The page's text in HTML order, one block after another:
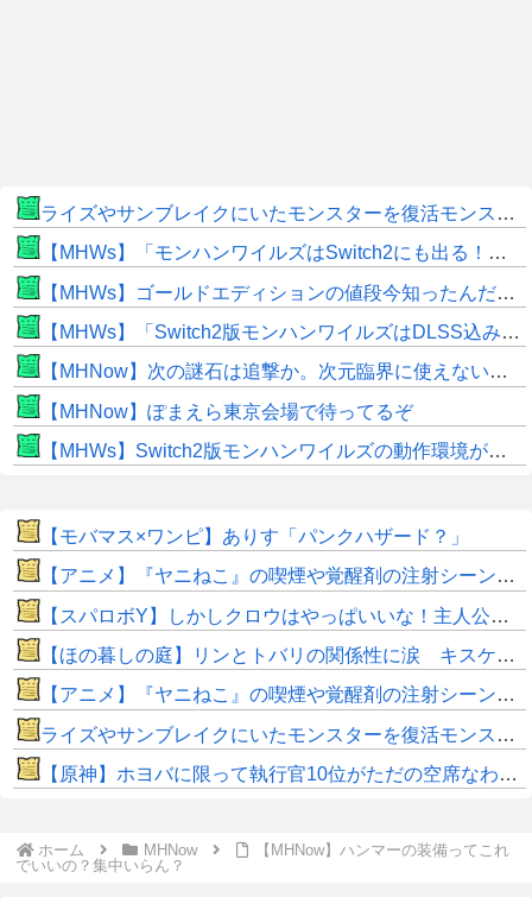
ライズやサンブレイクにいたモンスターを復活モンスターと呼ぶのはやめよう
【MHWs】「モンハンワイルズはSwitch2にも出る！」👈こいつにかけたい言葉ｗｗｗｗｗｗｗｗｗ
【MHWs】ゴールドエディションの値段今知ったんだけどやっっっっっっすwwwww
【MHWs】「Switch2版モンハンワイルズはDLSS込みで最大1440p動作」
【MHNow】次の謎石は追撃か。次元臨界に使えない時点で闘気活性以下のスキルだわ
【MHNow】ぽまえら東京会場で待ってるぞ
【MHWs】Switch2版モンハンワイルズの動作環境が判明！
【モバマス×ワンピ】ありす「パンクハザード？」
【アニメ】『ヤニねこ』の喫煙や覚醒剤の注射シーン、青少年への影響をめぐってBPOで問題視「社会的な問題になっている時に紛らわしいことをするな」
【スパロボY】しかしクロウはやっぱいいな！主人公として魅力的すぎる…！
【ほの暮しの庭】リンとトバリの関係性に涙 キスケの株も急上昇
【アニメ】『ヤニねこ』の喫煙や覚醒剤の注射シーン、青少年への影響をめぐってBPOで問題視「社会的な問題になっている時に紛らわしいことをするな」
ライズやサンブレイクにいたモンスターを復活モンスターと呼ぶのはやめよう
【原神】ホヨバに限って執行官10位がただの空席なわけない！
ホーム MHNow
【MHNow】ハンマーの装備ってこれ
でいいの？集中いらん？